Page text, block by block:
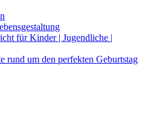
für Kinder | Jugendliche |
rund um den perfekten Geburtstag